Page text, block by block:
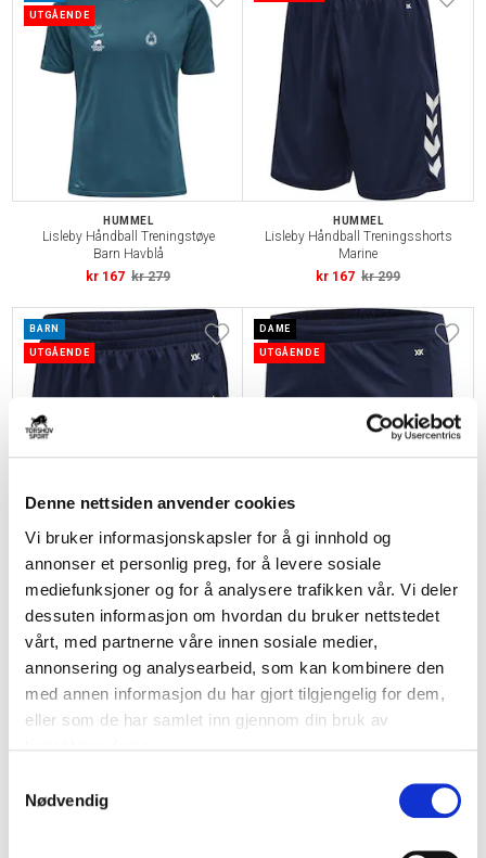
Denne nettsiden anvender cookies
Vi bruker informasjonskapsler for å gi innhold og
annonser et personlig preg, for å levere sosiale
mediefunksjoner og for å analysere trafikken vår. Vi deler
dessuten informasjon om hvordan du bruker nettstedet
vårt, med partnerne våre innen sosiale medier,
annonsering og analysearbeid, som kan kombinere den
med annen informasjon du har gjort tilgjengelig for dem,
eller som de har samlet inn gjennom din bruk av
Nødvendig
UTGÅENDE
HUMMEL
Lisleby Håndball Treningstøye
Barn Havblå
kr 167 kr 279
HUMMEL
Lisleby Håndball Treningsshorts
Marine
kr 167 kr 299
BARN
UTGÅENDE
HUMMEL
Lisleby Håndball Treningsshorts
Barn Marine
kr 149 kr 279
DAME
UTGÅENDE
HUMMEL
Lisleby Håndball Treningsshorts
Dame Marine
kr 167
kr 279
NY BARN
NY